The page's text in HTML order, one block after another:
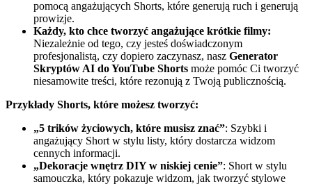
pomocą angażujących Shorts, które generują ruch i generują
prowizje.
Każdy, kto chce tworzyć angażujące krótkie filmy:
Niezależnie od tego, czy jesteś doświadczonym
profesjonalistą, czy dopiero zaczynasz, nasz Generator
Skryptów AI do YouTube Shorts może pomóc Ci tworzyć
niesamowite treści, które rezonują z Twoją publicznością.
Przykłady Shorts, które możesz tworzyć:
„5 trików życiowych, które musisz znać”: Szybki i
angażujący Short w stylu listy, który dostarcza widzom
cennych informacji.
„Dekoracje wnętrz DIY w niskiej cenie”: Short w stylu
samouczka, który pokazuje widzom, jak tworzyć stylowe